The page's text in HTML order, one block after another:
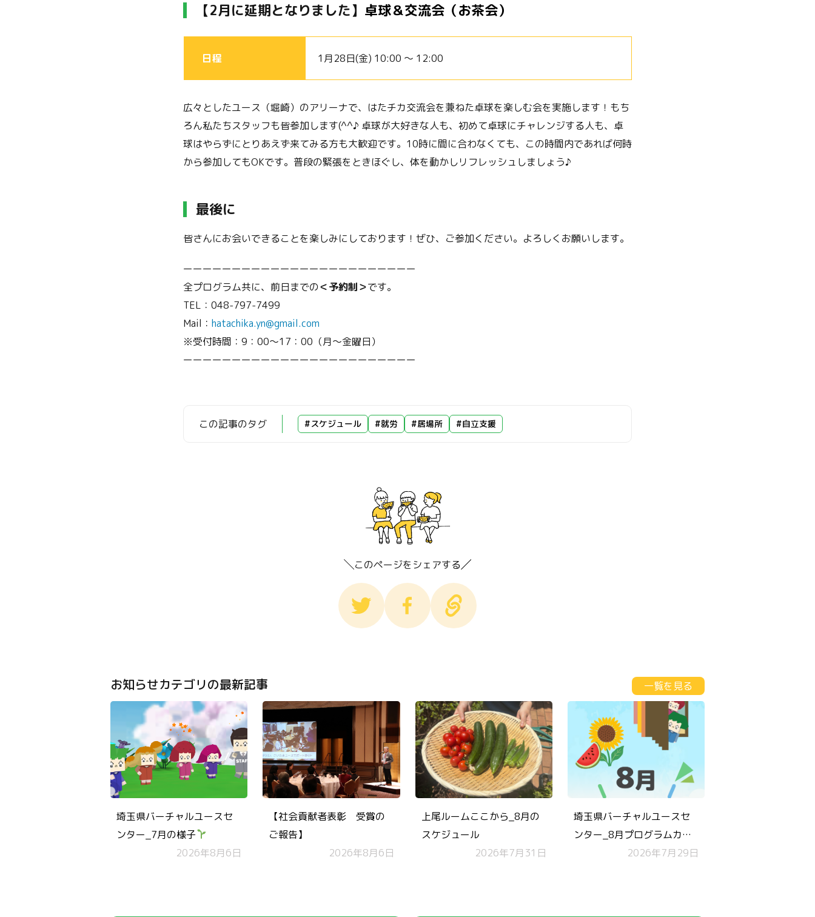
【2月に延期となりました】 卓球＆交流会（お茶会）
日程 1月28日(金) 10:00 ～ 12:00
広々としたユース（堀崎）のアリーナで、はたチカ交流会を兼ねた卓球を楽しむ会を実施します！もち
ろん私たちスタッフも皆参加します(^^♪ 卓球が大好きな人も、初めて卓球にチャレンジする人も、卓
球はやらずにとりあえず来てみる方も大歓迎です。10時に間に合わなくても、この時間内であれば何時
から参加してもOKです。普段の緊張をときほぐし、体を動かしリフレッシュしましょう♪
最後に
皆さんにお会いできることを楽しみにしております！ぜひ、ご参加ください。よろしくお願いします。
ーーーーーーーーーーーーーーーーーーーーーーーー
全プログラム共に、前日までの＜予約制＞です。
TEL：048-797-7499
Mail： hatachika.yn@gmail.com
※受付時間：9：00～17：00（月～金曜日）
ーーーーーーーーーーーーーーーーーーーーーーーー
この記事のタグ #スケジュール #就労 #居場所 #自立支援
このページをシェアする
お知らせカテゴリの最新記事 一覧を見る
埼玉県バーチャルユースセ
ンター_7月の様子
2026年8月6日
【社会貢献者表彰 受賞の
ご報告】
2026年8月6日
上尾ルームここから_8月の
スケジュール
2026年7月31日
埼玉県バーチャルユースセ
ンター_8月プログラムカレ
2026年7月29日